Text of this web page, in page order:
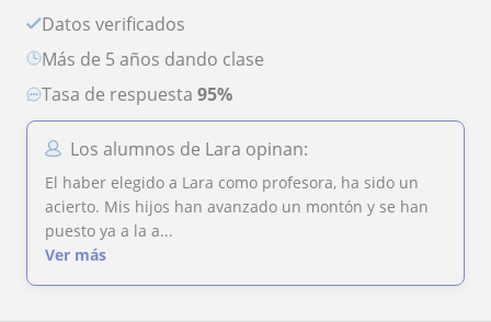
Datos verificados
más de 5 años dando clase
Tasa de respuesta 95%
Los alumnos de Lara opinan:
El haber elegido a Lara como profesora, ha sido un
acierto. Mis hijos han avanzado un montón y se han
puesto ya a la a...
Ver más